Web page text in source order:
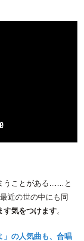
うことがある……と
近の世の中にも同
す気をつけます。
」の人気曲も、合唱